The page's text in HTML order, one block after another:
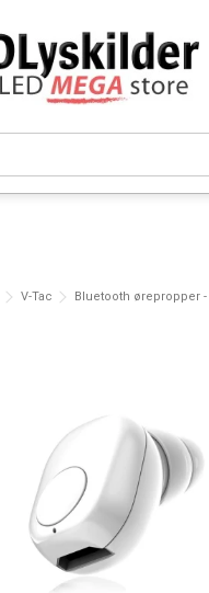
V-Tac Bluetooth ørepropper -